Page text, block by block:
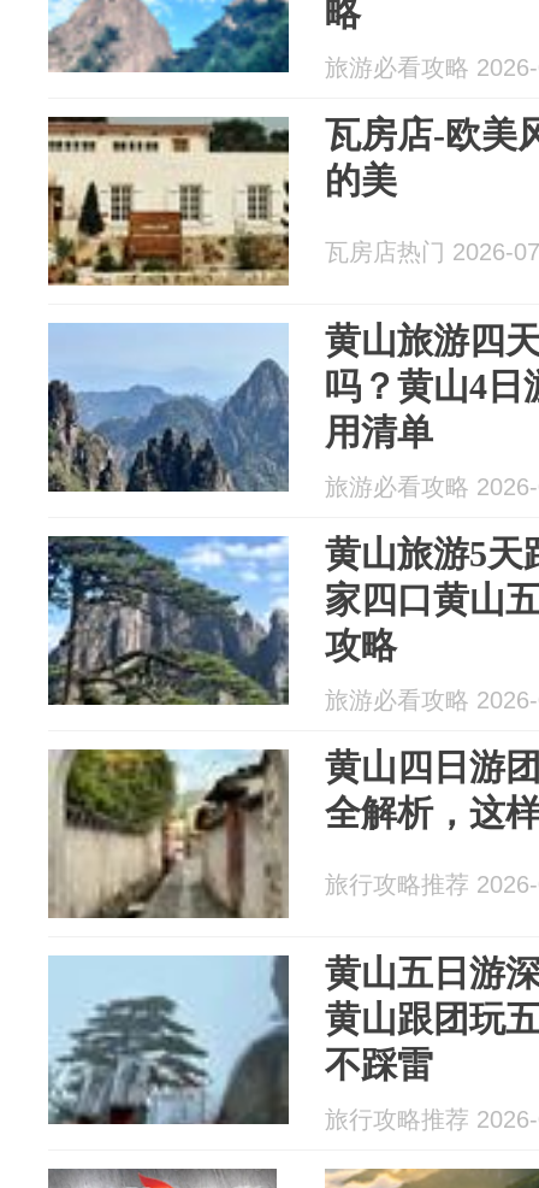
略
旅游必看攻略
瓦房店-欧美
的美
瓦房店热门 2026-
黄山旅游四
吗？黄山4日
用清单
旅游必看攻略
黄山旅游5天
家四口黄山
攻略
旅游必看攻略
黄山四日游
全解析，这
旅行攻略推荐
黄山五日游
黄山跟团玩
不踩雷
旅行攻略推荐